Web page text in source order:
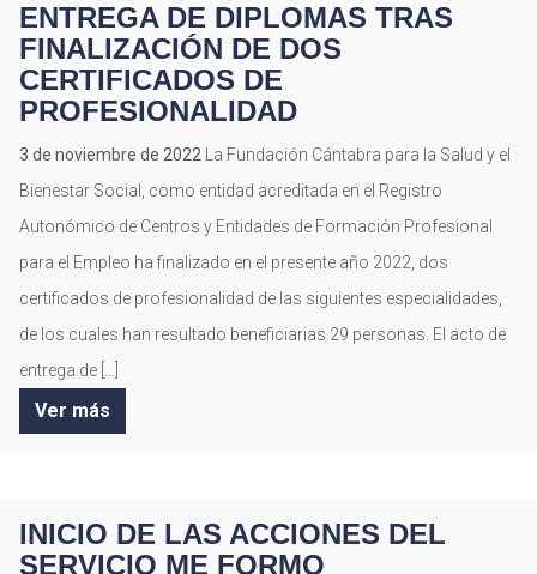
ENTREGA DE DIPLOMAS TRAS
FINALIZACIÓN DE DOS
CERTIFICADOS DE
PROFESIONALIDAD
3 de noviembre de 2022 La Fundación Cántabra para la Salud y el
Bienestar Social, como entidad acreditada en el Registro
Autonómico de Centros y Entidades de Formación Profesional
para el Empleo ha finalizado en el presente año 2022, dos
certificados de profesionalidad de las siguientes especialidades,
de los cuales han resultado beneficiarias 29 personas. El acto de
entrega de […]
Ver más
INICIO DE LAS ACCIONES DEL
SERVICIO ME FORMO